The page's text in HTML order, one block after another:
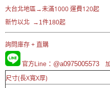
大台北地區→未滿1000 運費120起
新竹以北 →1件180起
詢問庫存 + 直購
官方Line ：@a0975005573
尺寸(長X寬X厚)